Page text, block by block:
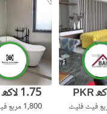
1.75 لاکھ
1,800 مربع فیٹ
PKR
فلیٹ